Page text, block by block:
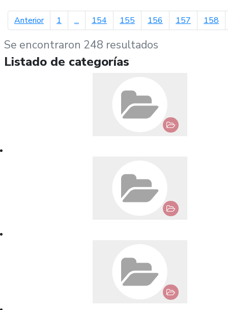
Anteriorpágina anterior
1 ... 154 155 156 157 158
Se encontraron 248 resultados
Listado de categorías